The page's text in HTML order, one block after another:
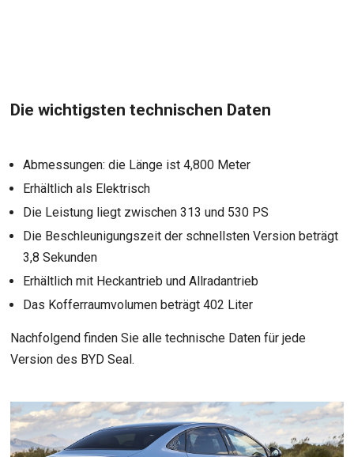
Die wichtigsten technischen Daten
Abmessungen: die Länge ist 4,800 Meter
Erhältlich als Elektrisch
Die Leistung liegt zwischen 313 und 530 PS
Die Beschleunigungszeit der schnellsten Version beträgt
3,8 Sekunden
Erhältlich mit Heckantrieb und Allradantrieb
Das Kofferraumvolumen beträgt 402 Liter
Nachfolgend finden Sie alle technische Daten für jede
Version des BYD Seal.